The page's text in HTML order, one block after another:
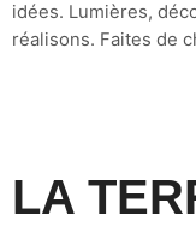
idées. Lumières,
réalisons. Faites de
LA